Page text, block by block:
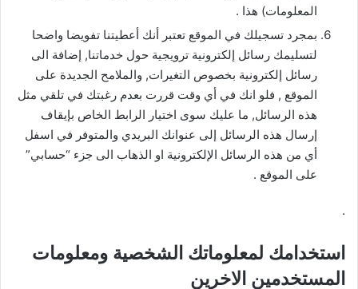
المعلومات) هذا .
بمجرد تسجيلك في الموقع تعتبر أنك أعطيتنا تفويضا واضحا
لتسليمك رسائل إلكترونية ترويجية حول خدماتنا, إضافة الى
رسائل إلكترونية بخصوص التغيرات, والملامح الجديدة على
الموقع , فلو انك في أي وقت قررت بعدم رغبتك في تلقي مثل
هذه الرسائل, ما عليك سوى اختيار الرابط الخاص بإيقاف
إرسال هذه الرسائل إلى عنوانك البريدي والمتوفر في اسفل
أي من هذه الرسائل الإلكترونية او الذهاب الى جزء “حسابي”
على الموقع .
.
استخدامك لمعلوماتك الشخصية ومعلومات
المستخدمين الاخرين